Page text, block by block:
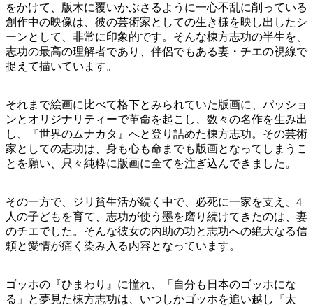
をかけて、版木に覆いかぶさるように一心不乱に削っている
創作中の映像は、彼の芸術家としての生き様を映し出したシ
ーンとして、非常に印象的です。そんな棟方志功の半生を、
志功の最高の理解者であり、伴侶でもある妻・チエの視線で
捉えて描いています。
それまで絵画に比べて格下とみられていた版画に、パッショ
ンとオリジナリティーで革命を起こし、数々の名作を生み出
し、『世界のムナカタ』へと登り詰めた棟方志功。その芸術
家としての志功は、身も心も命までも版画となってしまうこ
とを願い、只々純粋に版画に全てを注ぎ込んできました。
その一方で、ジリ貧生活が続く中で、必死に一家を支え、4
人の子どもを育て、志功が使う墨を磨り続けてきたのは、妻
のチエでした。そんな彼女の内助の功と志功への絶大なる信
頼と愛情が痛く染み入る内容となっています。
ゴッホの『ひまわり』に憧れ、「自分も日本のゴッホにな
る」と夢見た棟方志功は、いつしかゴッホを追い越し『太